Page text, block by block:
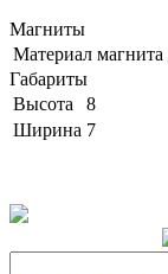
Магниты
Материал магнита
Габариты
Высота
8
Ширина 7